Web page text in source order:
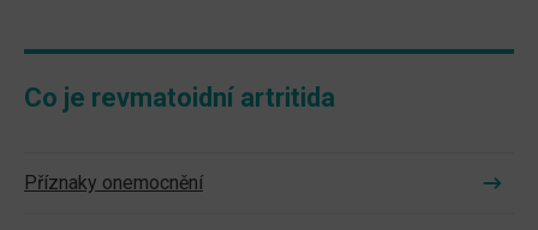
Co je revmatoidní artritida
Příznaky onemocnění